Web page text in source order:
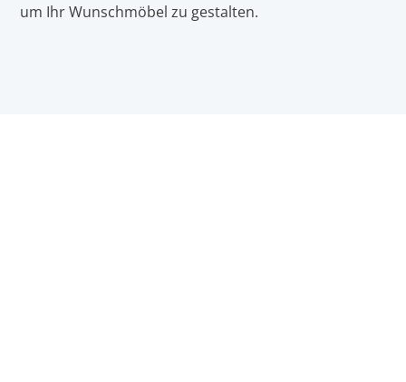
um Ihr Wunschmöbel zu gestalten.